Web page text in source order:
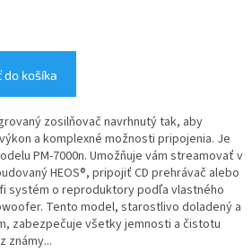
do košíka
zosilňovač navrhnutý tak, aby
a komplexné možnosti pripojenia. Je
PM-7000n. Umožňuje vám streamovať v
HEOS®, pripojiť CD prehrávač alebo
systém o reproduktory podľa vlastného
Tento model, starostlivo doladený a
zabezpečuje všetky jemnosti a čistotu
známy...